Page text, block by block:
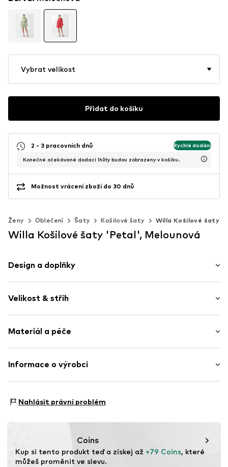
Vybrat velikost
Přidat do košíku
2 - 3 pracovních dnů Rychlé dodání
Konečné očekávané dodací lhůty budou zobrazeny v košíku.
Možnost vrácení zboží do 30 dnů
Ženy Oblečení Šaty Košilové šaty Willa Košilové šaty
Willa Košilové šaty 'Petal', Melounová
Design a doplňky
Límeček Kent
Nařásněné
Prošitý spodní lem
Přeložený límec
Položka č. WLL0617001000001
Velikost & střih
Délka: Krátká/mini
Střih: Normální střih
Materiál a péče
Materiál: 42% Lněné vlákno, 38% Viskóza, 10% Polyester -
Informace o výrobci
10117 Berlin
Nahlásit právní problém
Coins
Kup si tento produkt teď a získej až +79 Coins, které
můžeš proměnit ve slevu.